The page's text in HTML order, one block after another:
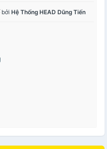
bởi Hệ Thống HEAD Dũng Tiến